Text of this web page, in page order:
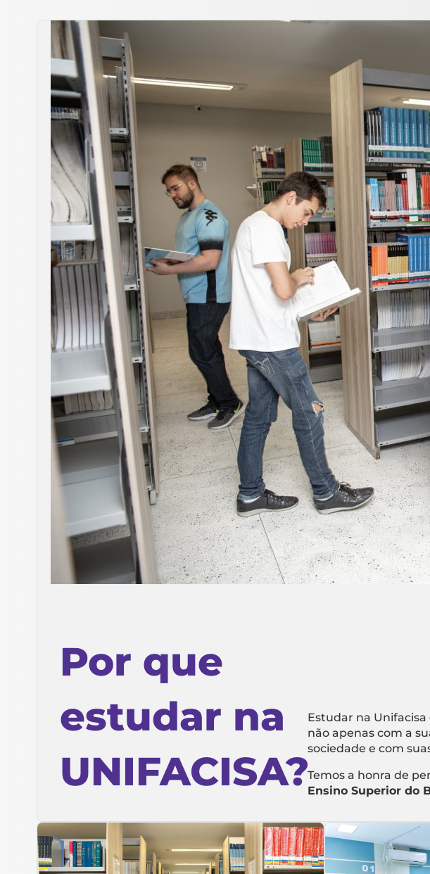
Por que
estudar na
UNIFACISA?
Estudar na
não apenas com a
sociedade e com
Temos a honra de
Ensino Superior do